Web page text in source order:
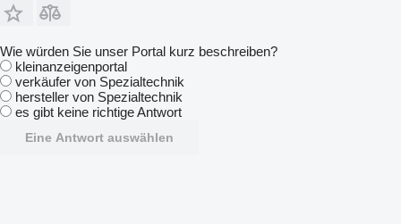
Wie würden Sie unser Portal kurz beschreiben?
kleinanzeigenportal
verkäufer von Spezialtechnik
hersteller von Spezialtechnik
es gibt keine richtige Antwort
Eine Antwort auswählen